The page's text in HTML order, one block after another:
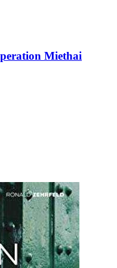
Miethai